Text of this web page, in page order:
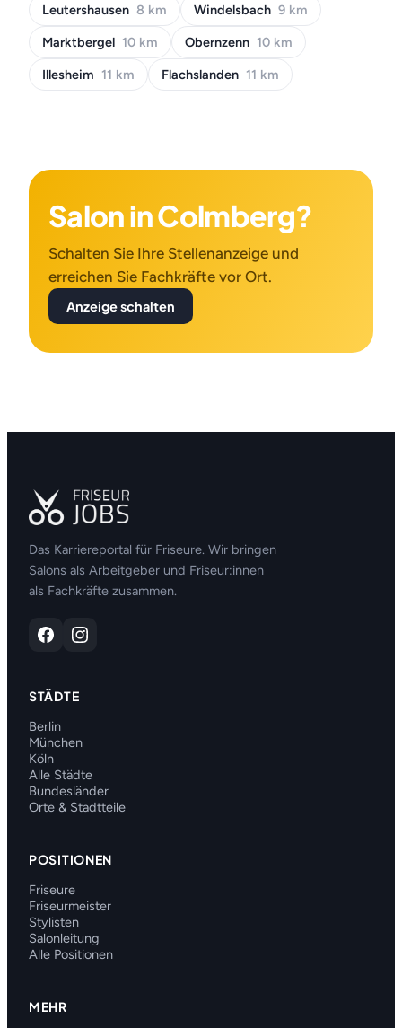
Leutershausen 8 km Windelsbach 9 km
Marktbergel 10 km Obernzenn 10 km
Illesheim 11 km Flachslanden 11 km
Salon in Colmberg?
Schalten Sie Ihre Stellenanzeige und
erreichen Sie Fachkräfte vor Ort.
Anzeige schalten
Das Karriereportal für Friseure. Wir bringen
Salons als Arbeitgeber und Friseur:innen
als Fachkräfte zusammen.
STÄDTE
Berlin
München
Köln
Alle Städte
Bundesländer
Orte & Stadtteile
POSITIONEN
Friseure
Friseurmeister
Stylisten
Salonleitung
Alle Positionen
MEHR